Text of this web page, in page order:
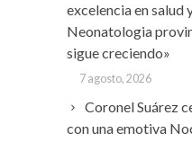
excelencia en salud
Neonatologia
sigue creciendo»
7 agosto, 2026
Coronel Suárez
con una emotiva